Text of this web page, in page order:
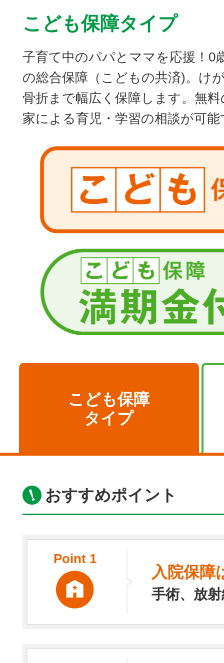
こども保障タイプ
子育て中のパパとママを応援！0
の総合保障（こどもの共済)。け
骨折まで幅広く保障します。無
家による育児・学習の相談が可能
こども保障
タイプ
おすすめポイント
Point 1
入院保障
手術、放